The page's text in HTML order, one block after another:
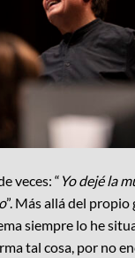
veces: “ Yo dejé la
”. Más allá del
siempre lo he
tal cosa, por no